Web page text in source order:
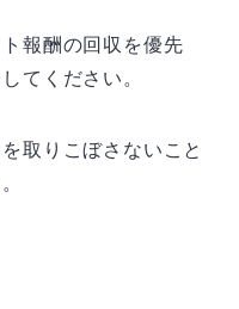
報酬の回収を優先
てください。
取りこぼさないこと